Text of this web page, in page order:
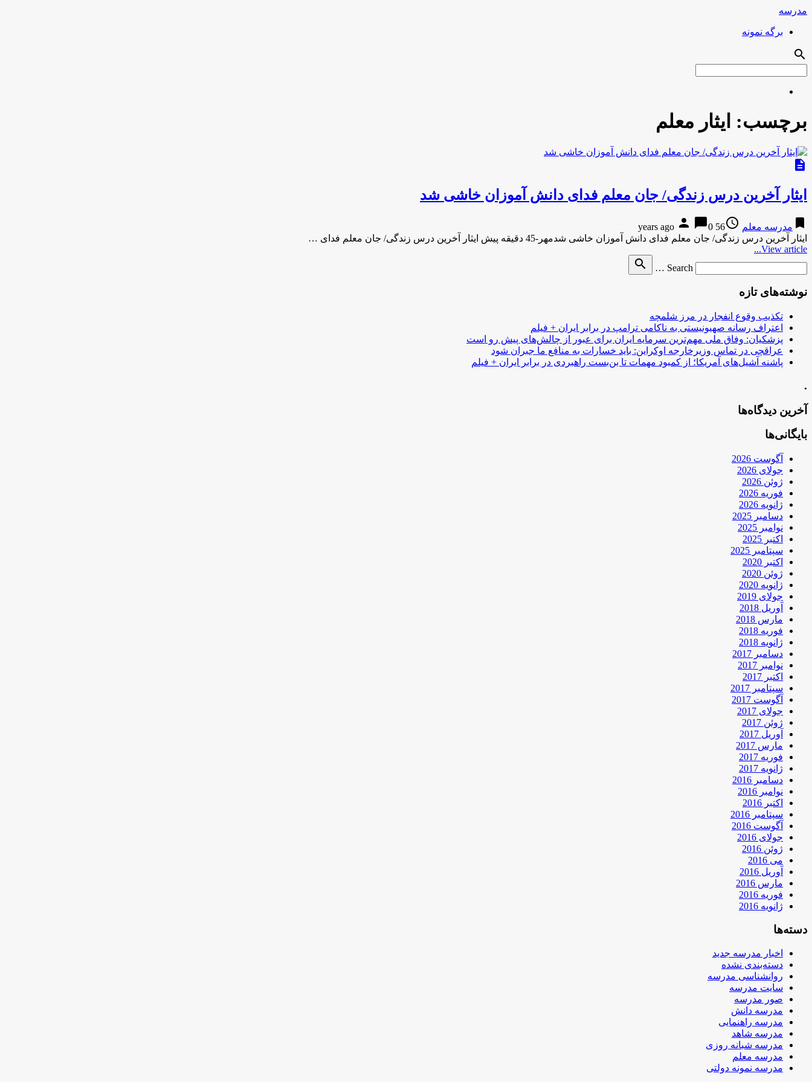
مدرسه
برگه نمونه
search
برچسب: ایثار معلم
description
ایثار آخرین درس زندگی/ جان معلم فدای دانش آموزان خاشی شد
bookmark مدرسه معلم access_time
56 years ago
person chat_bubble0
ایثار آخرین درس زندگی/ جان معلم فدای دانش آموزان خاشی شدمهر-45 دقیقه پیش ایثار آخرین درس زندگی/ جان معلم فدای …
View article...
Search …
search
نوشته‌های تازه
تکذیب وقوع انفجار در مرز شلمچه
اعتراف رسانه صهیونیستی به ناکامی ترامپ در برابر ایران + فیلم
پزشکیان: وفاق ملی مهم‌ترین سرمایه ایران برای عبور از چالش‌های پیش رو است
عراقچی در تماس وزیرخارجه اوکراین: باید خسارات به منافع ما جبران شود
پاشنه آشیل‌های آمریکا؛ از کمبود مهمات تا بن‌بست راهبردی در برابر ایران + فیلم
.
آخرین دیدگاه‌ها
بایگانی‌ها
آگوست 2026
جولای 2026
ژوئن 2026
فوریه 2026
ژانویه 2026
دسامبر 2025
نوامبر 2025
اکتبر 2025
سپتامبر 2025
اکتبر 2020
ژوئن 2020
ژانویه 2020
جولای 2019
آوریل 2018
مارس 2018
فوریه 2018
ژانویه 2018
دسامبر 2017
نوامبر 2017
اکتبر 2017
سپتامبر 2017
آگوست 2017
جولای 2017
ژوئن 2017
آوریل 2017
مارس 2017
فوریه 2017
ژانویه 2017
دسامبر 2016
نوامبر 2016
اکتبر 2016
سپتامبر 2016
آگوست 2016
جولای 2016
ژوئن 2016
می 2016
آوریل 2016
مارس 2016
فوریه 2016
ژانویه 2016
دسته‌ها
اخبار مدرسه جدید
دسته‌بندی نشده
روانشناسی مدرسه
سایت مدرسه
صور مدرسه
مدرسه دانش
مدرسه راهنمایی
مدرسه شاهد
مدرسه شبانه روزی
مدرسه معلم
مدرسه نمونه دولتی